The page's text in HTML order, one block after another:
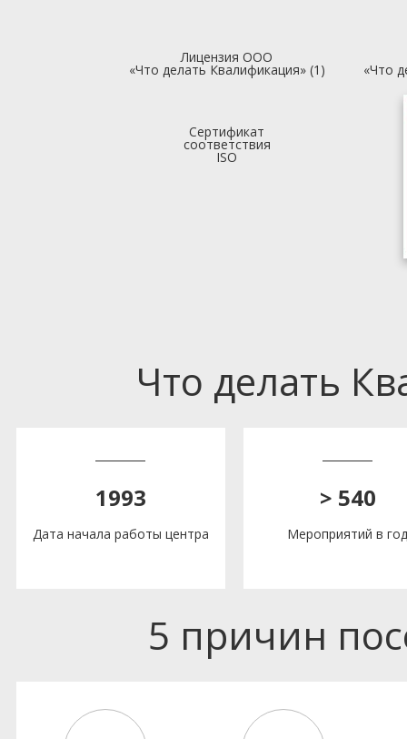
Лицензия ООО
«Что делать Квалификация» (1) «Что
Сертификат
соответствия
ISO
Что делать
1993
Дата начала работы центра
> 540
Мероприятий в год
5 причин